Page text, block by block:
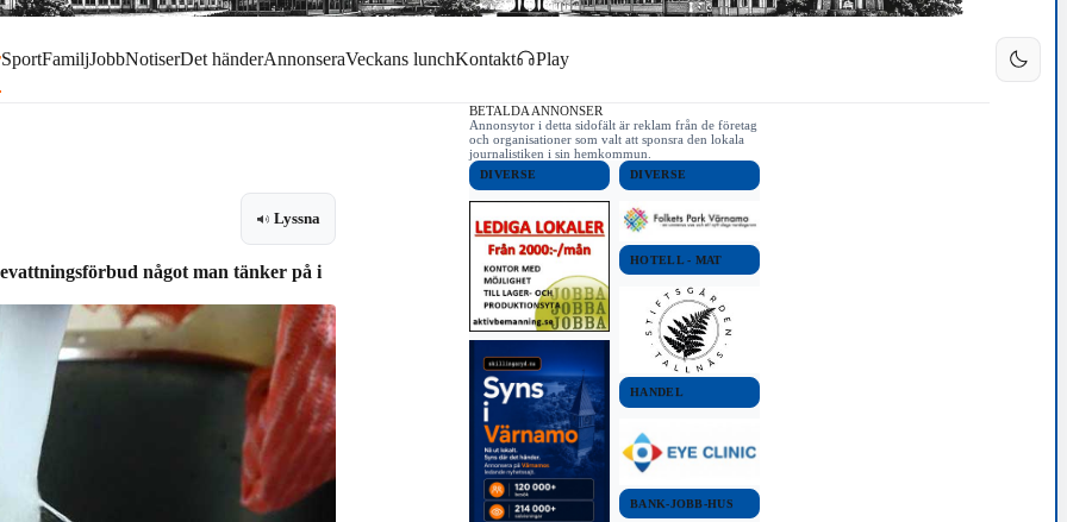
SportFamiljJobbNotiserDet händerAnnonseraVeckans lunchKontakt Play
Lyssna
något man tänker på i
BETALDA ANNONSER
Annonsytor i detta sidofält är reklam från de företag
och organisationer som valt att sponsra den lokala
journalistiken i sin hemkommun.
DIVERSE DIVERSE
HOTELL - MAT
HANDEL
BANK-JOBB-HUS